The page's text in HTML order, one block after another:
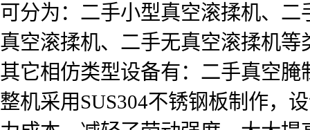
可分为：二手小型真空滚揉机、
真空滚揉机、二手无真空滚揉机等
其它相仿类型设备有：二手真空
整机采用SUS304不锈钢板制作，